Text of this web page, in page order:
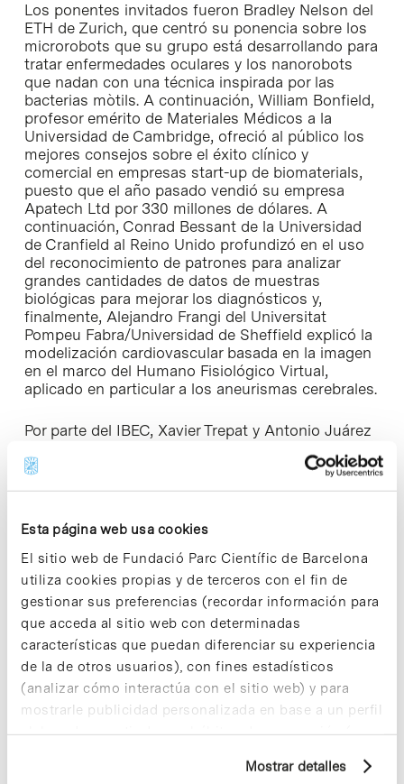
Esta página web usa cookies
El sitio web de Fundació Parc Científic de Barcelona
utiliza cookies propias y de terceros con el fin de
gestionar sus preferencias (recordar información para
que acceda al sitio web con determinadas
características que puedan diferenciar su experiencia
de la de otros usuarios), con fines estadísticos
(analizar cómo interactúa con el sitio web) y para
mostrarle publicidad personalizada en base a un perfil
elaborado a partir de sus hábitos de navegación (por
información sobre las cookies puede consultar
Mostrar detalles
Los ponentes invitados fueron Bradley Nelson del
ETH de Zurich, que centró su ponencia sobre los
microrobots que su grupo está desarrollando para
tratar enfermedades oculares y los nanorobots
que nadan con una técnica inspirada por las
bacterias mòtils. A continuación, William Bonfield,
profesor emérito de Materiales Médicos a la
Universidad de Cambridge, ofreció al público los
mejores consejos sobre el éxito clínico y
comercial en empresas start-up de biomaterials,
puesto que el año pasado vendió su empresa
Apatech Ltd por 330 millones de dólares. A
continuación, Conrad Bessant de la Universidad
de Cranfield al Reino Unido profundizó en el uso
del reconocimiento de patrones para analizar
grandes cantidades de datos de muestras
biológicas para mejorar los diagnósticos y,
finalmente, Alejandro Frangi del Universitat
Pompeu Fabra/Universidad de Sheffield explicó la
modelización cardiovascular basada en la imagen
en el marco del Humano Fisiológico Virtual,
aplicado en particular a los aneurismas cerebrales.
Por parte del IBEC, Xavier Trepat y Antonio Juárez
colectiva y el rol de los plàsmids bacterials en la
dieron a conocer su trabajo mediante en
presentaciones flash de tres minutos, una manera
excelente –en opinión del profesor Bonfield– de
ganar una visión del trabajo del IBEC en un breve
periodo de tiempo, y hubo 60 pósteres para
examinar durante las pausas.
Share Share